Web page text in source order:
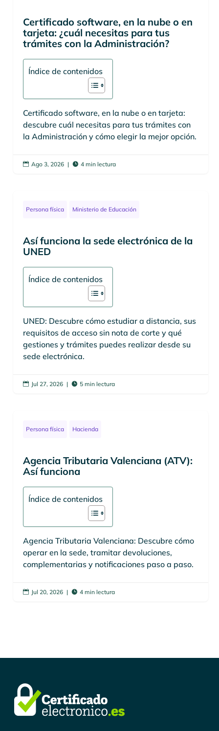
Certificado software, en la nube o en
tarjeta: ¿cuál necesitas para tus
trámites con la Administración?
Índice de contenidos
Certificado software, en la nube o en tarjeta:
descubre cuál necesitas para tus trámites con
la Administración y cómo elegir la mejor opción.
 Ago 3, 2026 |  4 min lectura
Persona física Ministerio de Educación
Así funciona la sede electrónica de la
UNED
Índice de contenidos
UNED: Descubre cómo estudiar a distancia, sus
requisitos de acceso sin nota de corte y qué
gestiones y trámites puedes realizar desde su
sede electrónica.
 Jul 27, 2026 |  5 min lectura
Persona física Hacienda
Agencia Tributaria Valenciana (ATV):
Así funciona
Índice de contenidos
Agencia Tributaria Valenciana: Descubre cómo
operar en la sede, tramitar devoluciones,
complementarias y notificaciones paso a paso.
 Jul 20, 2026 |  4 min lectura